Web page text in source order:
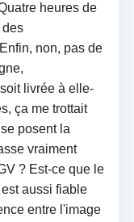
heures de
des
non, pas de
livrée à elle-
ça me trottait
posent la
vraiment
? Est-ce que le
aussi fiable
entre l'image